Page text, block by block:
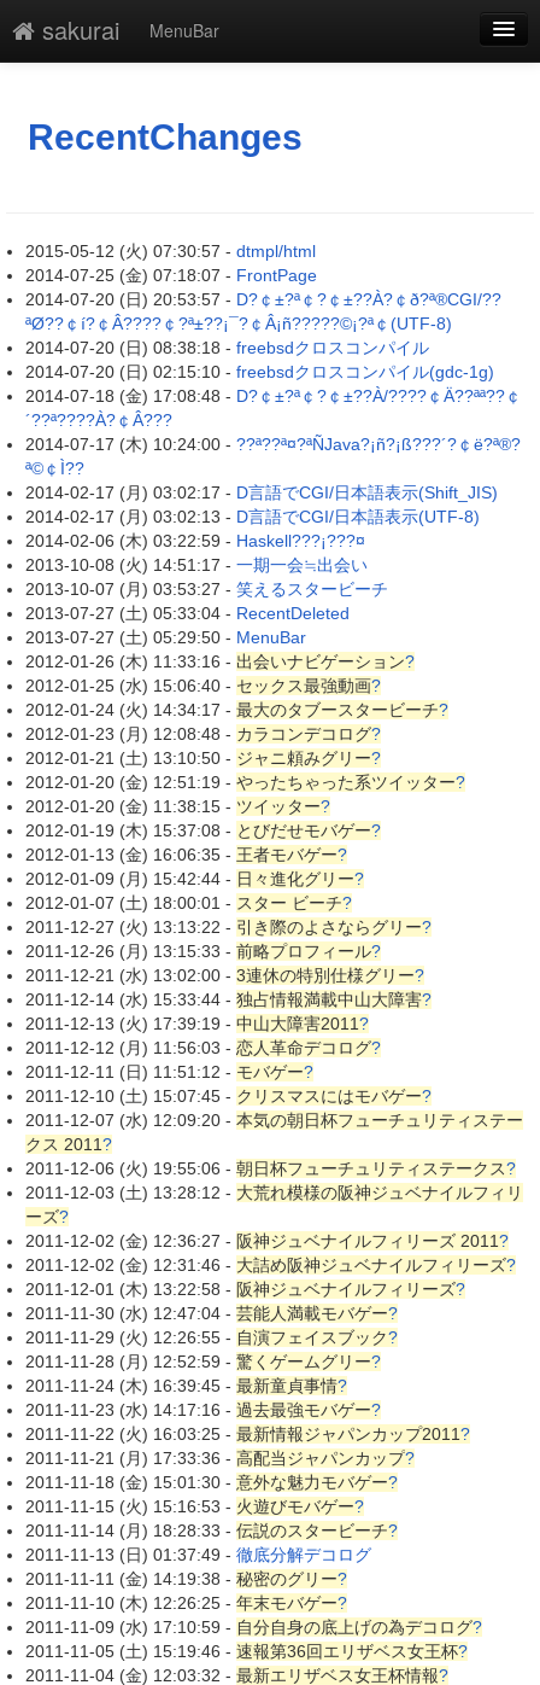
sakurai
MenuBar
最終更新
RecentChanges
2015-05-12 (火) 07:30:57 - dtmpl/html
2014-07-25 (金) 07:18:07 - FrontPage
2014-07-20 (日) 20:53:57 - D?￠±?ª￠?￠±??À?￠ð?ª®CGI/??
ªØ??￠í?￠Â????￠?ª±??¡¯?￠Â¡ñ?????©¡?ª￠(UTF-8)
2014-07-20 (日) 08:38:18 - freebsdクロスコンパイル
2014-07-20 (日) 02:15:10 - freebsdクロスコンパイル(gdc-1g)
2014-07-18 (金) 17:08:48 - D?￠±?ª￠?￠±??À/????￠Ä??ªª??￠
´??ª????À?￠Â???
2014-07-17 (木) 10:24:00 - ??ª??ª¤?ªÑJava?¡ñ?¡ß???´?￠ë?ª®?
ª©￠Ì??
2014-02-17 (月) 03:02:17 - D言語でCGI/日本語表示(Shift_JIS)
2014-02-17 (月) 03:02:13 - D言語でCGI/日本語表示(UTF-8)
2014-02-06 (木) 03:22:59 - Haskell???¡???¤
2013-10-08 (火) 14:51:17 - 一期一会≒出会い
2013-10-07 (月) 03:53:27 - 笑えるスタービーチ
2013-07-27 (土) 05:33:04 - RecentDeleted
2013-07-27 (土) 05:29:50 - MenuBar
2012-01-26 (木) 11:33:16 - 出会いナビゲーション?
2012-01-25 (水) 15:06:40 - セックス最強動画?
2012-01-24 (火) 14:34:17 - 最大のタブースタービーチ?
2012-01-23 (月) 12:08:48 - カラコンデコログ?
2012-01-21 (土) 13:10:50 - ジャニ頼みグリー?
2012-01-20 (金) 12:51:19 - やったちゃった系ツイッター?
2012-01-20 (金) 11:38:15 - ツイッター?
2012-01-19 (木) 15:37:08 - とびだせモバゲー?
2012-01-13 (金) 16:06:35 - 王者モバゲー?
2012-01-09 (月) 15:42:44 - 日々進化グリー?
2012-01-07 (土) 18:00:01 - スター ビーチ?
2011-12-27 (火) 13:13:22 - 引き際のよさならグリー?
2011-12-26 (月) 13:15:33 - 前略プロフィール?
2011-12-21 (水) 13:02:00 - 3連休の特別仕様グリー?
2011-12-14 (水) 15:33:44 - 独占情報満載中山大障害?
2011-12-13 (火) 17:39:19 - 中山大障害2011?
2011-12-12 (月) 11:56:03 - 恋人革命デコログ?
2011-12-11 (日) 11:51:12 - モバゲー?
2011-12-10 (土) 15:07:45 - クリスマスにはモバゲー?
2011-12-07 (水) 12:09:20 - 本気の朝日杯フューチュリティステー
クス 2011?
2011-12-06 (火) 19:55:06 - 朝日杯フューチュリティステークス?
2011-12-03 (土) 13:28:12 - 大荒れ模様の阪神ジュベナイルフィリ
ーズ?
2011-12-02 (金) 12:36:27 - 阪神ジュベナイルフィリーズ 2011?
2011-12-02 (金) 12:31:46 - 大詰め阪神ジュベナイルフィリーズ?
2011-12-01 (木) 13:22:58 - 阪神ジュベナイルフィリーズ?
2011-11-30 (水) 12:47:04 - 芸能人満載モバゲー?
2011-11-29 (火) 12:26:55 - 自演フェイスブック?
2011-11-28 (月) 12:52:59 - 驚くゲームグリー?
2011-11-24 (木) 16:39:45 - 最新童貞事情?
2011-11-23 (水) 14:17:16 - 過去最強モバゲー?
2011-11-22 (火) 16:03:25 - 最新情報ジャパンカップ2011?
2011-11-21 (月) 17:33:36 - 高配当ジャパンカップ?
2011-11-18 (金) 15:01:30 - 意外な魅力モバゲー?
2011-11-15 (火) 15:16:53 - 火遊びモバゲー?
2011-11-14 (月) 18:28:33 - 伝説のスタービーチ?
2011-11-13 (日) 01:37:49 - 徹底分解デコログ
2011-11-11 (金) 14:19:38 - 秘密のグリー?
2011-11-10 (木) 12:26:25 - 年末モバゲー?
2011-11-09 (水) 17:10:59 - 自分自身の底上げの為デコログ?
2011-11-05 (土) 15:19:46 - 速報第36回エリザベス女王杯?
2011-11-04 (金) 12:03:32 - 最新エリザベス女王杯情報?